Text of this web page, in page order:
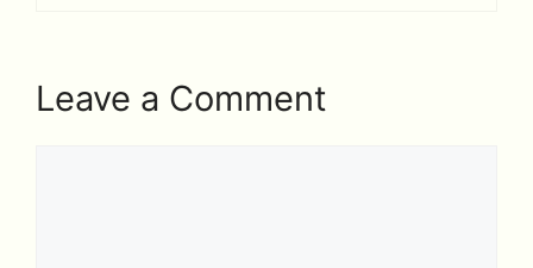
Leave a Comment